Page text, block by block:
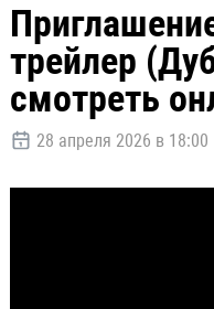
трейлер
смотреть
28 апреля 2026 в 18:00